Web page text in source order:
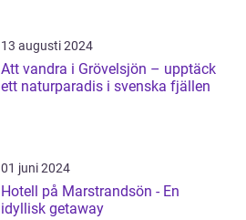
13 augusti 2024
Att vandra i Grövelsjön – upptäck
ett naturparadis i svenska fjällen
01 juni 2024
Hotell på Marstrandsön - En
idyllisk getaway